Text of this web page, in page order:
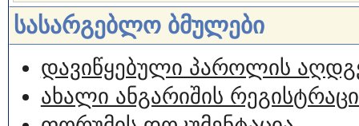
სასარგებლო ბმულები
დავიწყებული პაროლის
ახალი ანგარიშის